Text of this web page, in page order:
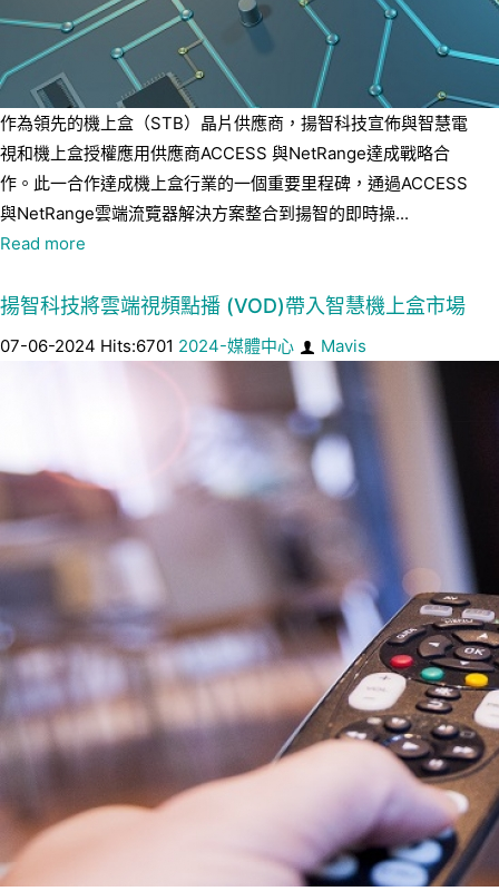
作為領先的機上盒（STB）晶片供應商，揚智科技宣佈與智慧電
視和機上盒授權應用供應商ACCESS 與NetRange達成戰略合
作。此一合作達成機上盒行業的一個重要里程碑，通過ACCESS
與NetRange雲端流覽器解決方案整合到揚智的即時操...
Read more
揚智科技將雲端視頻點播 (VOD)帶入智慧機上盒市場
07-06-2024 Hits:6701 2024-媒體中心 Mavis